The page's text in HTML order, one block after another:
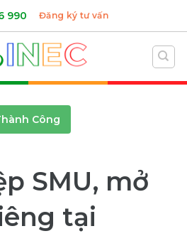
990 Đăng ký tư vấn
Công
SMU, mở
tại